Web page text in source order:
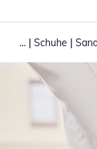
... | Schuhe |